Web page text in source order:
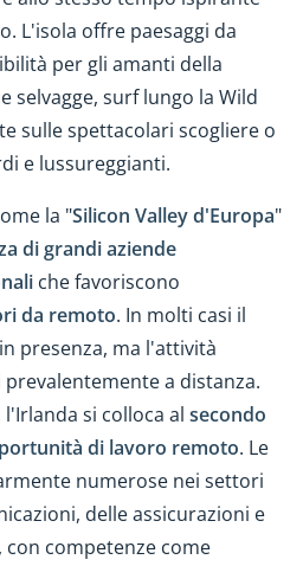
L'isola offre paesaggi da
per gli amanti della
selvagge, surf lungo la Wild
sulle spettacolari scogliere o
e lussureggianti.
la "Silicon Valley d'Europa"
di grandi aziende
che favoriscono
da remoto. In molti casi il
presenza, ma l'attività
a distanza.
si colloca al secondo
di lavoro remoto. Le
numerose nei settori
delle assicurazioni e
competenze come